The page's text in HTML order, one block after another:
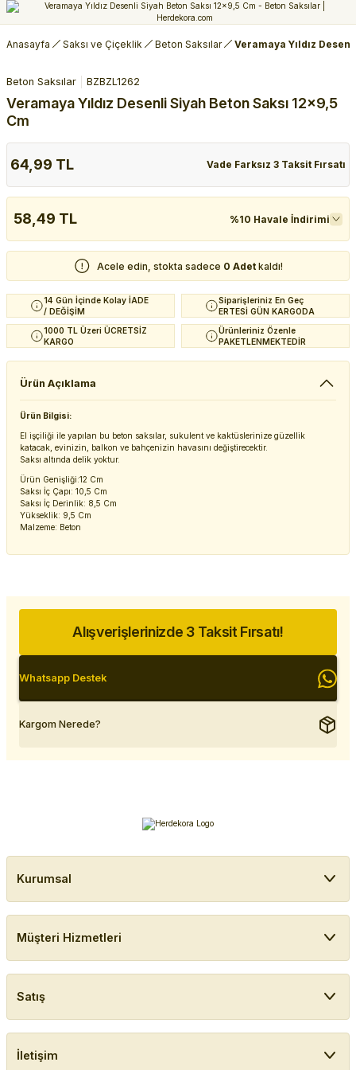
Anasayfa Saksı ve Çiçeklik Beton Saksılar Veramaya Yıldız
Beton Saksılar BZBZL1262
Veramaya Yıldız Desenli Siyah Beton Saksı 12x9,5
Cm
64,99 TL Vade Farksız 3 Taksit Fırsatı
58,49 TL %10 Havale İndirimi
Acele edin, stokta sadece 0 Adet kaldı!
14 Gün İçinde Kolay İADE
/ DEĞİŞİM
Siparişleriniz En Geç
ERTESİ GÜN KARGODA
1000 TL Üzeri ÜCRETSİZ
KARGO
Ürünleriniz Özenle
PAKETLENMEKTEDİR
Ürün Açıklama
Ürün Bilgisi:
El işçiliği ile yapılan bu beton saksılar, sukulent ve kaktüslerinize güzellik
katacak, evinizin, balkon ve bahçenizin havasını değiştirecektir.
Saksı altında delik yoktur.
Ürün Genişliği:12 Cm
Saksı İç Çapı: 10,5 Cm
Saksı İç Derinlik: 8,5 Cm
Yükseklik: 9,5 Cm
Malzeme: Beton
Alışverişlerinizde 3 Taksit Fırsatı!
Whatsapp Destek
Kargom Nerede?
Kurumsal
Müşteri Hizmetleri
Satış
İletişim